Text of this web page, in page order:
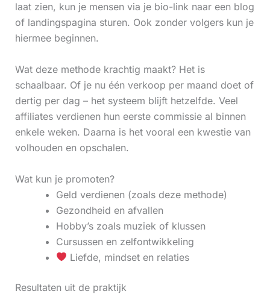
laat zien, kun je mensen via je bio-link naar een blog
of landingspagina sturen. Ook zonder volgers kun je
hiermee beginnen.
Wat deze methode krachtig maakt? Het is
schaalbaar. Of je nu één verkoop per maand doet of
dertig per dag – het systeem blijft hetzelfde. Veel
affiliates verdienen hun eerste commissie al binnen
enkele weken. Daarna is het vooral een kwestie van
volhouden en opschalen.
Wat kun je promoten?
Geld verdienen (zoals deze methode)
Gezondheid en afvallen
Hobby’s zoals muziek of klussen
Cursussen en zelfontwikkeling
Liefde, mindset en relaties
Resultaten uit de praktijk